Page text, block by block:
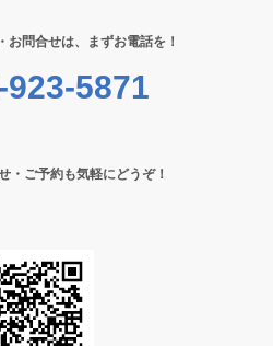
お問合せは、まずお電話を！
923-5871
・ご予約も気軽にどうぞ！